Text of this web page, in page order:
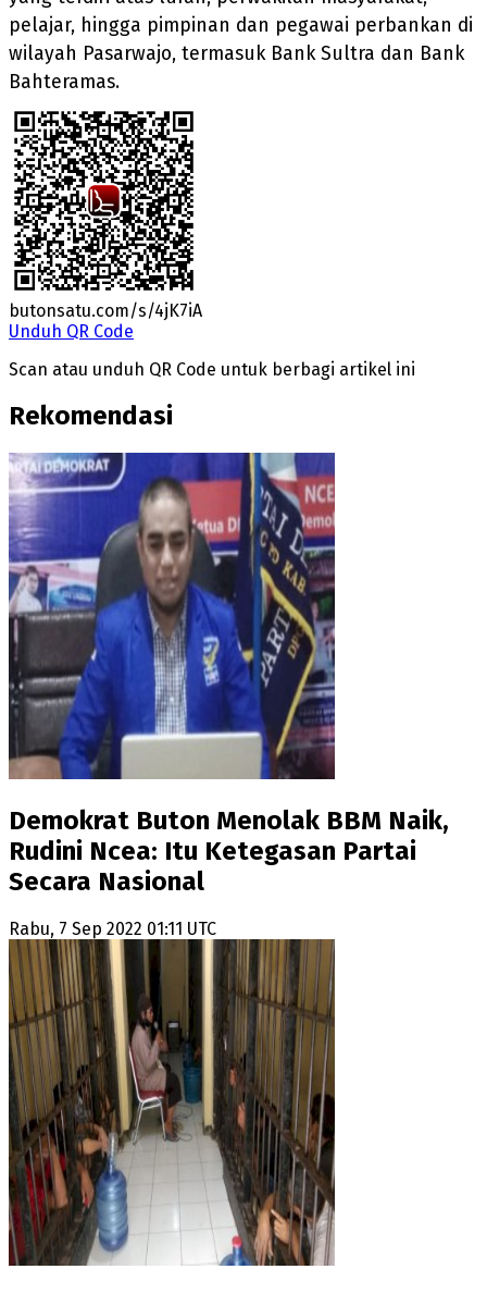
pelajar, hingga pimpinan dan pegawai perbankan di
wilayah Pasarwajo, termasuk Bank Sultra dan Bank
Bahteramas.
butonsatu.com/s/4jK7iA
Unduh QR Code
Scan atau unduh QR Code untuk berbagi artikel ini
Rekomendasi
Demokrat Buton Menolak BBM Naik,
Rudini Ncea: Itu Ketegasan Partai
Secara Nasional
Rabu, 7 Sep 2022 01:11 UTC